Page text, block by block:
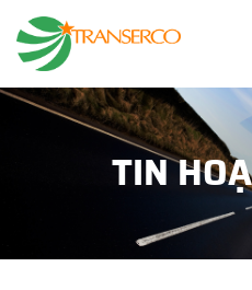
TIN